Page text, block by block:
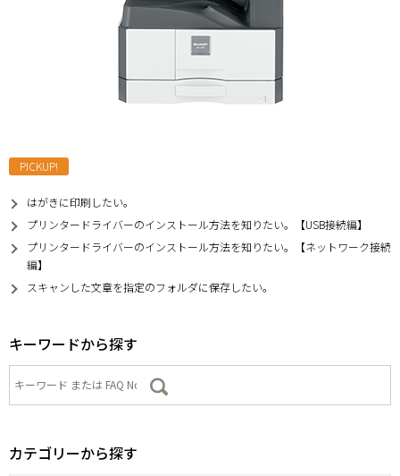
PICKUP!
はがきに印刷したい。
プリンタードライバーのインストール方法を知りたい。【USB接続編】
プリンタードライバーのインストール方法を知りたい。【ネットワーク接続
編】
スキャンした文章を指定のフォルダに保存したい。
キーワードから探す
カテゴリーから探す